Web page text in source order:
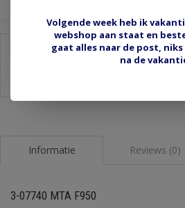
Informatie Reviews (0)
3-07740 MTA F950
Volgende week heb ik
webshop aan staat en
gaat alles naar de post,
na de